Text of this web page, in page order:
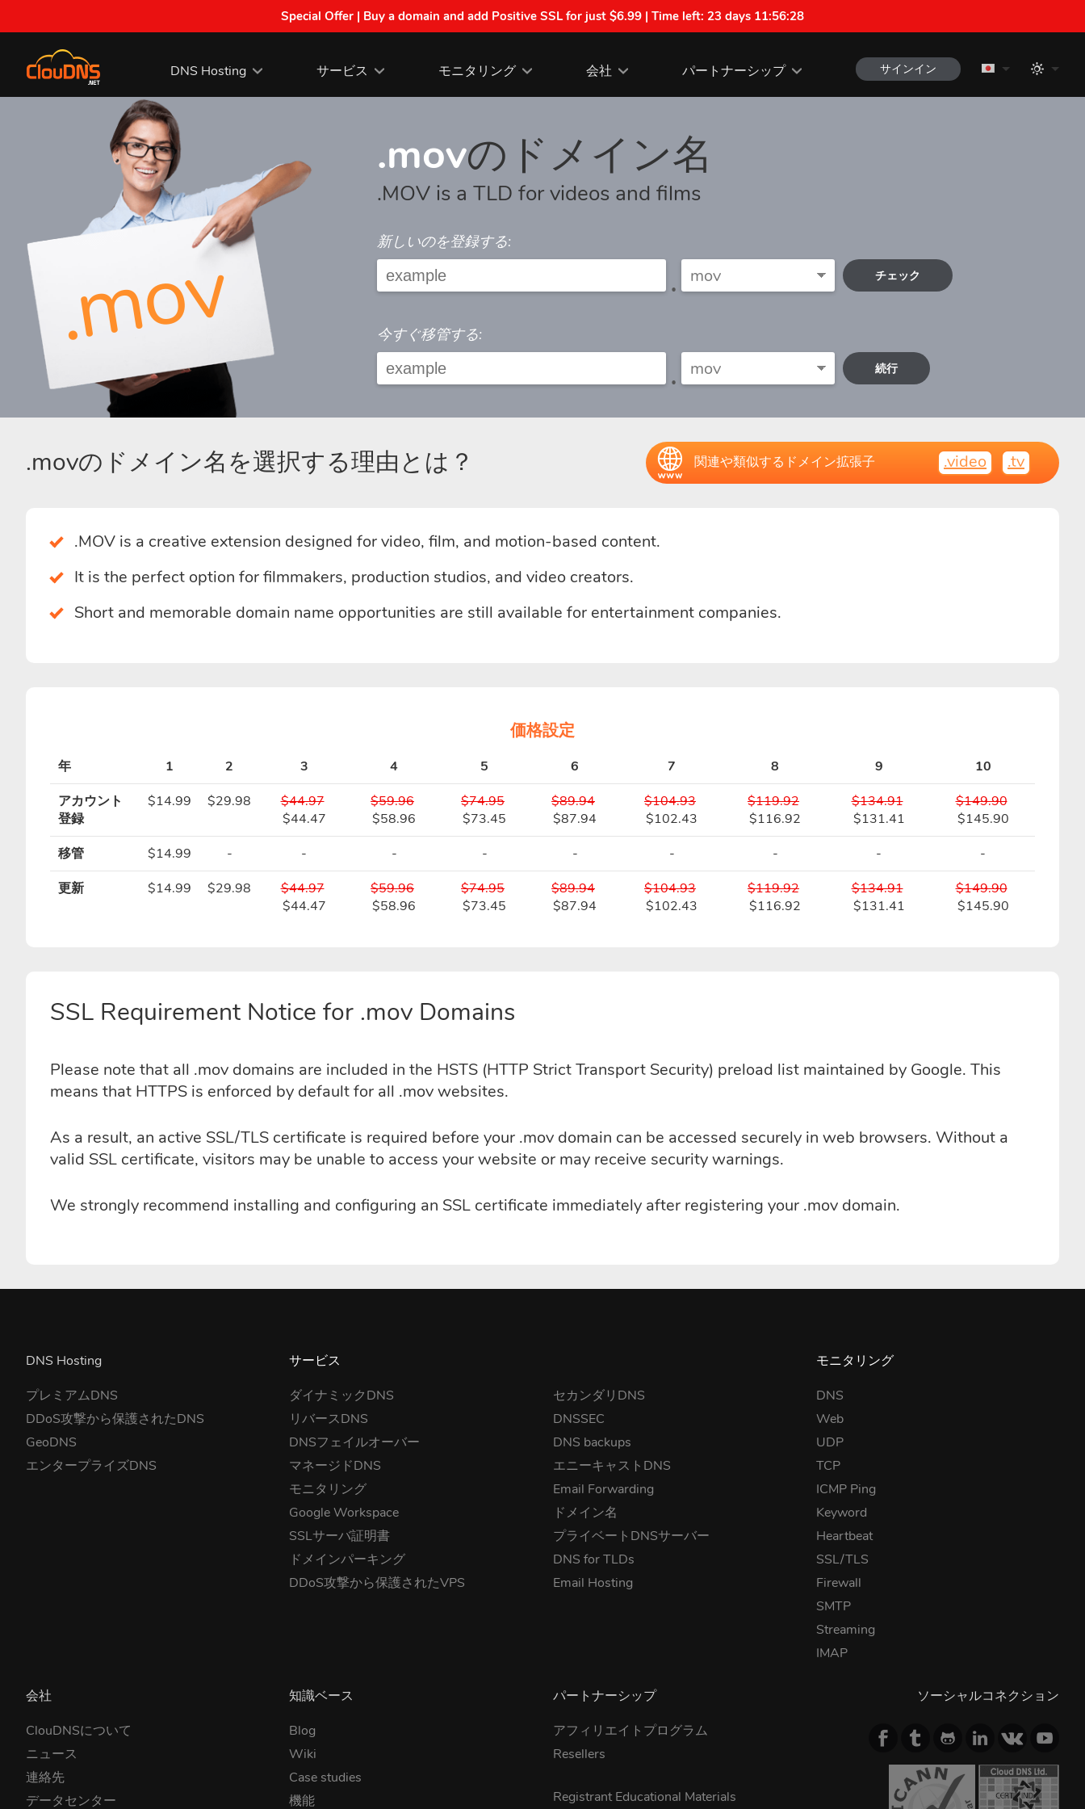
Special Offer | Buy a domain and add Positive SSL for just $6.99 | Time left: 23 days 11:56:27
DNS Hosting サービス モニタリング 会社 パートナーシップ サインイン
.mov
.movのドメイン名
.MOV is a TLD for videos and films
新しいのを登録する:
. チェック
今すぐ移管する:
. 続行
.movのドメイン名を選択する理由とは？ 関連や類似するドメイン拡張子 .video .tv
.MOV is a creative extension designed for video, film, and motion-based content.
It is the perfect option for filmmakers, production studios, and video creators.
Short and memorable domain name opportunities are still available for entertainment companies.
価格設定
年 1 2 3 4 5 6 7 8 9
10
アカウント
登録
$14.99 $29.98
$44.97
$44.47
$59.96
$58.96
$74.95
$73.45
$89.94
$87.94
$104.93
$102.43
$119.92
$116.92
$134.91
$131.41
$149.90
$145.90
移管
$14.99 - - - - - - - -
-
更新
$14.99 $29.98
$44.97
$44.47
$59.96
$58.96
$74.95
$73.45
$89.94
$87.94
$104.93
$102.43
$119.92
$116.92
$134.91
$131.41
$149.90
$145.90
SSL Requirement Notice for .mov Domains
Please note that all .mov domains are included in the HSTS (HTTP Strict Transport Security) preload list maintained by Google. This
means that HTTPS is enforced by default for all .mov websites.
As a result, an active SSL/TLS certificate is required before your .mov domain can be accessed securely in web browsers. Without a
valid SSL certificate, visitors may be unable to access your website or may receive security warnings.
We strongly recommend installing and configuring an SSL certificate immediately after registering your .mov domain.
DNS Hosting
プレミアムDNS
DDoS攻撃から保護されたDNS
GeoDNS
エンタープライズDNS
サービス
ダイナミックDNS
リバースDNS
DNSフェイルオーバー
マネージドDNS
モニタリング
Google Workspace
SSLサーバ証明書
ドメインパーキング
DDoS攻撃から保護されたVPS
セカンダリDNS
DNSSEC
DNS backups
エニーキャストDNS
Email Forwarding
ドメイン名
プライベートDNSサーバー
DNS for TLDs
Email Hosting
モニタリング
DNS
Web
UDP
TCP
ICMP Ping
Keyword
Heartbeat
SSL/TLS
Firewall
SMTP
Streaming
IMAP
会社
ClouDNSについて
ニュース
連絡先
データセンター
知識ベース
Blog
Wiki
Case studies
機能
パートナーシップ
アフィリエイトプログラム
Resellers
Registrant Educational Materials
ソーシャルコネクション